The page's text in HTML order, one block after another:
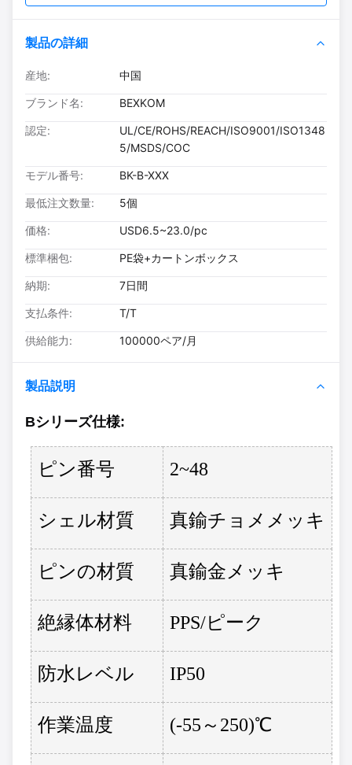
製品の詳細
産地: 中国
ブランド名: BEXKOM
認定:
UL/CE/ROHS/REACH/ISO9001/ISO1348
5/MSDS/COC
モデル番号: BK-B-XXX
最低注文数量: 5個
価格: USD6.5~23.0/pc
標準梱包: PE袋+カートンボックス
納期: 7日間
支払条件: T/T
供給能力: 100000ペア/月
製品説明
Bシリーズ仕様:
ピン番号 2~48
シェル材質 真鍮チョメメッキ
ピンの材質 真鍮金メッキ
絶縁体材料 PPS/ピーク
防水レベル IP50
作業温度 (-55～250)℃